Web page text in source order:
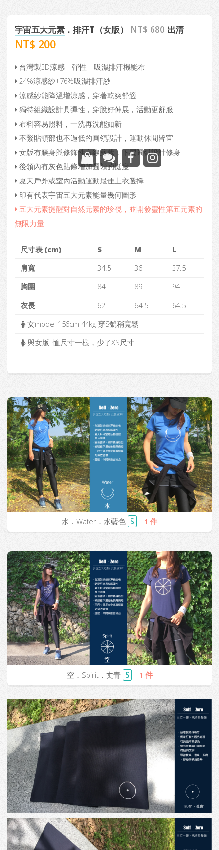
宇宙五大元素 ．排汗T（女版） NT$ 680 出清
NT$ 200
台灣製3D涼感｜彈性｜吸濕排汗機能布
24%涼感紗+76%吸濕排汗紗
涼感紗能降溫增涼感，穿著乾爽舒適
獨特組織設計具彈性，穿脫好伸展，活動更舒服
布料容易照料，一洗再洗能如新
不緊貼頸部也不過低的圓領設計，運動休閒皆宜
女版有腰身與修飾性肩線剪裁，下擺圓弧設計修身
後領內有灰色貼條增加圓領的挺度
夏天戶外或室內活動運動最佳上衣選擇
印有代表宇宙五大元素能量幾何圖形
五大元素提醒對自然元素的珍視，並開發靈性第五元素的
無限力量
尺寸表 (cm) S M
L
肩寬
34.5 36
37.5
胸圍
84 89
94
衣長
62 64.5
64.5
女model 156cm 44kg 穿S號稍寬鬆
與女版T恤尺寸一樣，少了XS尺寸
水．Water．水藍色 S 1 件
空．Spirit．丈青 S 1 件